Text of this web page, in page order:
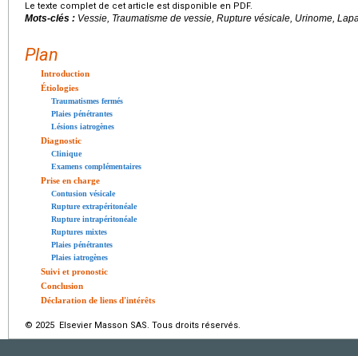
Le texte complet de cet article est disponible en PDF.
Mots-clés : Vessie, Traumatisme de vessie, Rupture vésicale, Urinome,
Plan
Introduction
Étiologies
Traumatismes fermés
Plaies pénétrantes
Lésions iatrogènes
Diagnostic
Clinique
Examens complémentaires
Prise en charge
Contusion vésicale
Rupture extrapéritonéale
Rupture intrapéritonéale
Ruptures mixtes
Plaies pénétrantes
Plaies iatrogènes
Suivi et pronostic
Conclusion
Déclaration de liens d'intérêts
© 2025 Elsevier Masson SAS. Tous droits réservés.